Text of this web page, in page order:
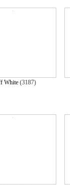
White (3187)